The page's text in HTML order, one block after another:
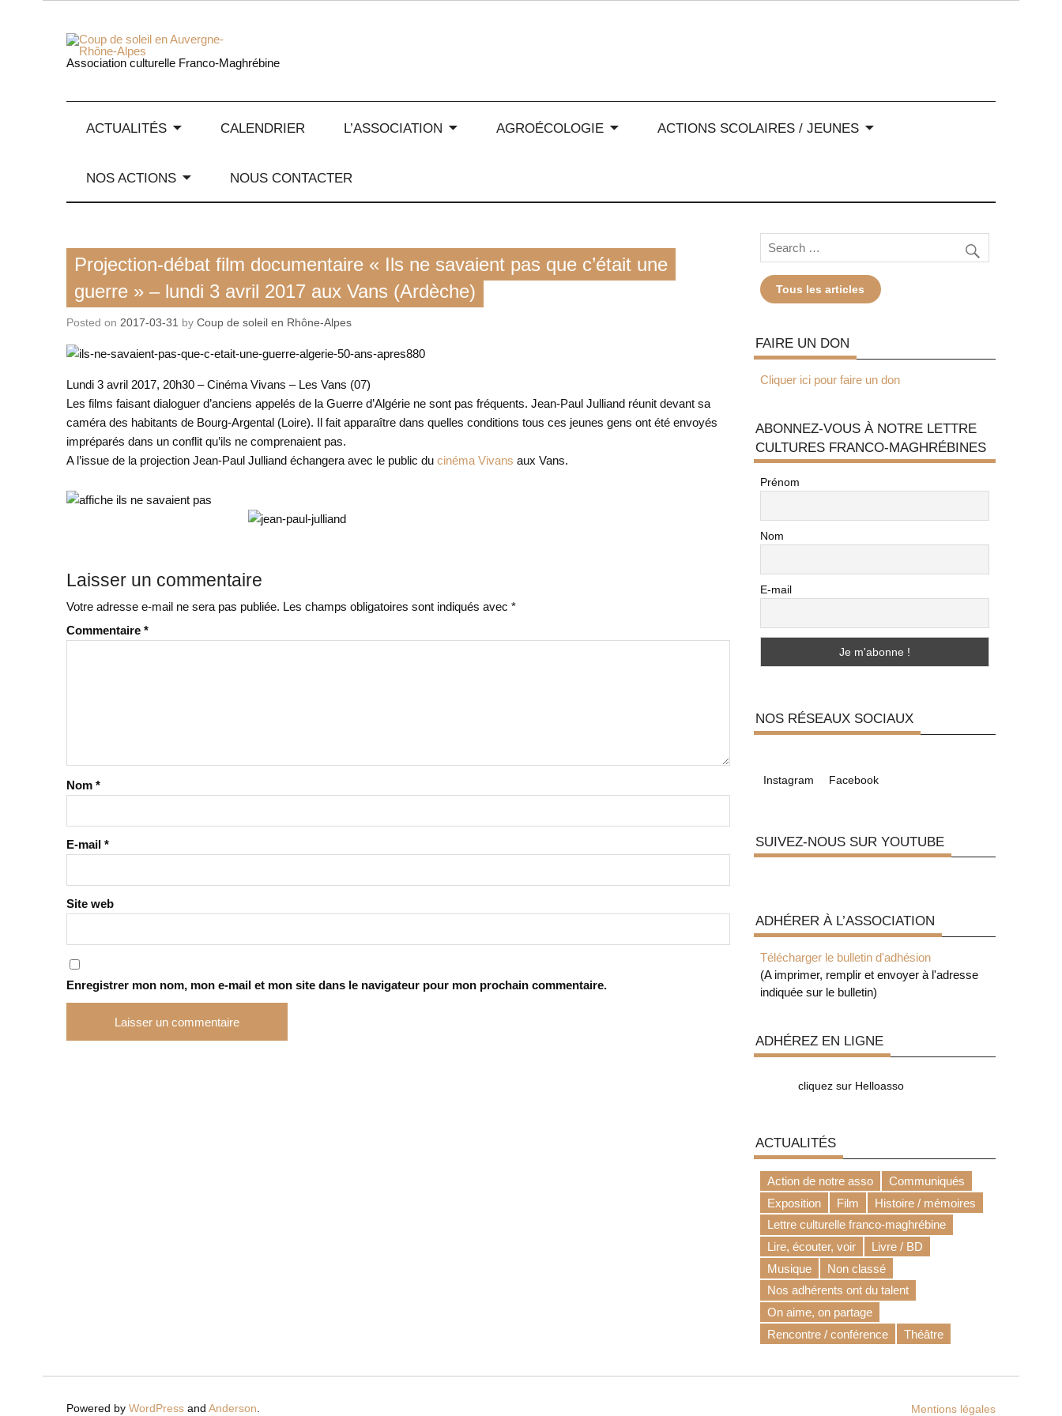
Coup de soleil en Auvergne-Rhône-Alpes
Association culturelle Franco-Maghrébine
ACTUALITÉS CALENDRIER L’ASSOCIATION AGROÉCOLOGIE ACTIONS SCOLAIRES / JEUNES
NOS ACTIONS NOUS CONTACTER
Action de notre asso
Histoire / mémoires
Projection-débat film documentaire « Ils ne savaient pas que c’était une
guerre » – lundi 3 avril 2017 aux Vans (Ardèche)
Posted on 2017-03-31 byCoup de soleil en Rhône-Alpes
Lundi 3 avril 2017, 20h30 – Cinéma Vivans – Les Vans (07)
Les films faisant dialoguer d’anciens appelés de la Guerre d’Algérie ne sont pas fréquents. Jean-Paul Julliand réunit devant sa
caméra des habitants de Bourg-Argental (Loire). Il fait apparaître dans quelles conditions tous ces jeunes gens ont été envoyés
impréparés dans un conflit qu’ils ne comprenaient pas.
A l’issue de la projection Jean-Paul Julliand échangera avec le public ducinéma Vivans aux Vans.
Laisser un commentaire
Votre adresse e-mail ne sera pas publiée. Les champs obligatoires sont indiqués avec*
Commentaire*
Nom*
E-mail*
Site web
Enregistrer mon nom, mon e-mail et mon site dans le navigateur pour mon prochain commentaire.
Tous les articles
FAIRE UN DON
Cliquer ici pour faire un don
ABONNEZ-VOUS À NOTRE LETTRE
CULTURES FRANCO-MAGHRÉBINES
Prénom
Nom
E-mail
NOS RÉSEAUX SOCIAUX
Instagram Facebook
SUIVEZ-NOUS SUR YOUTUBE
ADHÉRER À L’ASSOCIATION
Télécharger le bulletin d'adhésion
(A imprimer, remplir et envoyer à l'adresse
indiquée sur le bulletin)
ADHÉREZ EN LIGNE
cliquez sur Helloasso
ACTUALITÉS
Action de notre asso
Communiqués
Exposition
Film
Histoire / mémoires
Lettre culturelle franco-maghrébine
Lire, écouter, voir
Livre / BD
Musique
Non classé
Nos adhérents ont du talent
On aime, on partage
Rencontre / conférence
Théâtre
Mentions légales
Powered byWordPress andAnderson.